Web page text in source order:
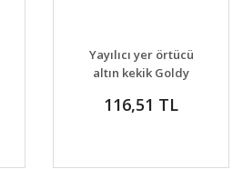
Yayılıcı yer örtücü
altın kekik Goldy
116,51 TL